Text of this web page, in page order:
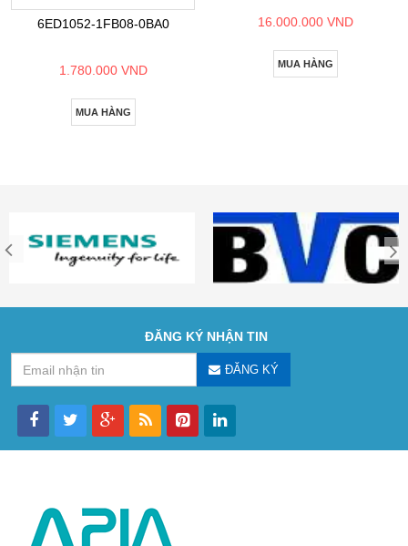
6ED1052-1FB08-0BA0
1.780.000 VND
MUA HÀNG
16.000.000 VND
MUA HÀNG
ĐĂNG KÝ NHẬN TIN
ĐĂNG KÝ